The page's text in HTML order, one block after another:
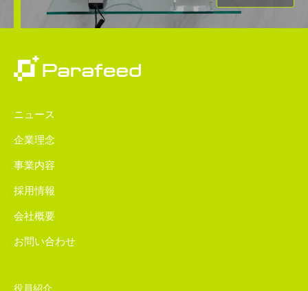
ニュース
企業理念
事業内容
採用情報
会社概要
お問い合わせ
役員紹介